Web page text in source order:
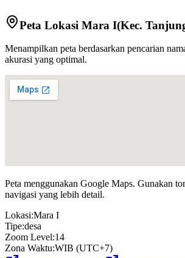
Peta Lokasi Mara I(Kec.
Menampilkan peta berdasarkan pencarian
akurasi yang optimal.
Peta menggunakan Google Maps. Gunakan
navigasi yang lebih detail.
Lokasi:Mara I
Tipe:desa
Zoom Level:14
Zona Waktu:WIB (UTC+7)